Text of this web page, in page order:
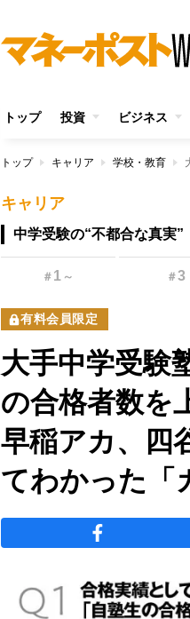
トップ 投資 ビジネス
トップ キャリア 学校・教育
キャリア
中学受験の“不都合な真実”
＃ 1 ～ ＃3
有料会員限定
大手中学受験
の合格者数を
早稲アカ、四
てわかった「